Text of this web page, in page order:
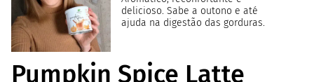
delicioso. Sabe a outono e até
ajuda na digestão das gorduras.
Pumpkin Spice Latte